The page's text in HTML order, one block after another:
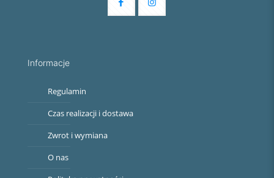
Informacje
Regulamin
Czas realizacji i dostawa
Zwrot i wymiana
O nas